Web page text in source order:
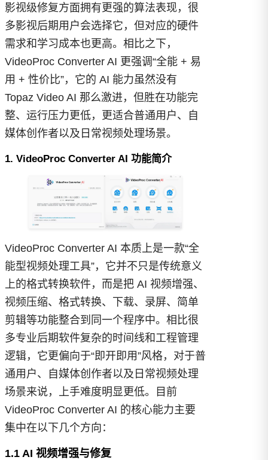
影视级修复方面拥有更强的算法表现，很
多影视后期用户会选择它，但对应的硬件
需求和学习成本也更高。相比之下，
VideoProc Converter AI 更强调“全能 + 易
用 + 性价比”，它的 AI 能力虽然没有
Topaz Video AI 那么激进，但胜在功能完
整、运行压力更低，更适合普通用户、自
媒体创作者以及日常视频处理场景。
1. VideoProc Converter AI 功能简介
VideoProc Converter AI 本质上是一款“全
能型视频处理工具”，它并不只是传统意义
上的格式转换软件，而是把 AI 视频增强、
视频压缩、格式转换、下载、录屏、简单
剪辑等功能整合到同一个程序中。相比很
多专业后期软件复杂的时间线和工程管理
逻辑，它更偏向于“即开即用”风格，对于普
通用户、自媒体创作者以及日常视频处理
场景来说，上手难度明显更低。目前
VideoProc Converter AI 的核心能力主要
集中在以下几个方向：
1.1 AI 视频增强与修复